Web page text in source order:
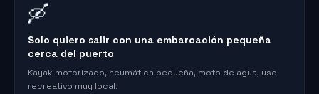
🛶
Solo quiero salir con una embarcación pequeña
cerca del puerto
Kayak motorizado, neumática pequeña, moto de agua, uso
recreativo muy local.